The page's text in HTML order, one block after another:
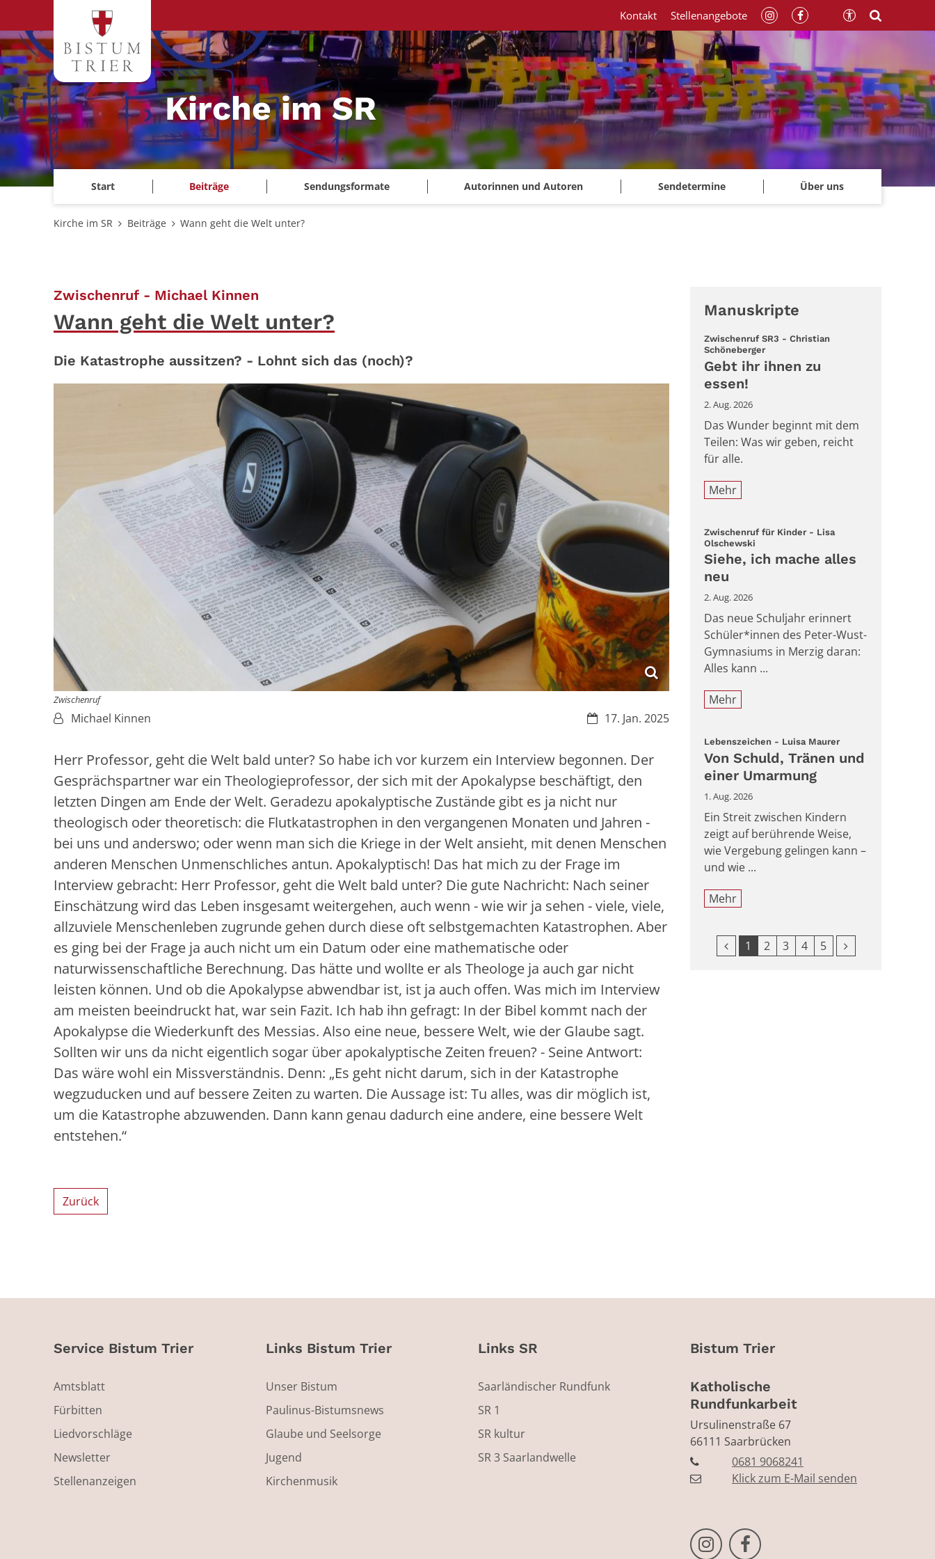
Zum Inhalt springen
Kirche im SR
Start Beiträge Sendungsformate Autorinnen und Autoren Sendetermine Über uns
Kontakt Stellenangebote
Kirche im SR Beiträge Wann geht die Welt unter?
Zwischenruf - Michael Kinnen
Wann geht die Welt unter?
Die Katastrophe aussitzen? - Lohnt sich das (noch)?
Zwischenruf
Datum:17. Jan. 2025
Von:Michael Kinnen
Herr Professor, geht die Welt bald unter? So habe ich vor kurzem ein Interview begonnen. Der
Gesprächspartner war ein Theologieprofessor, der sich mit der Apokalypse beschäftigt, den
letzten Dingen am Ende der Welt. Geradezu apokalyptische Zustände gibt es ja nicht nur
theologisch oder theoretisch: die Flutkatastrophen in den vergangenen Monaten und Jahren -
bei uns und anderswo; oder wenn man sich die Kriege in der Welt ansieht, mit denen Menschen
anderen Menschen Unmenschliches antun. Apokalyptisch! Das hat mich zu der Frage im
Interview gebracht: Herr Professor, geht die Welt bald unter? Die gute Nachricht: Nach seiner
Einschätzung wird das Leben insgesamt weitergehen, auch wenn - wie wir ja sehen - viele, viele,
allzuviele Menschenleben zugrunde gehen durch diese oft selbstgemachten Katastrophen. Aber
es ging bei der Frage ja auch nicht um ein Datum oder eine mathematische oder
naturwissenschaftliche Berechnung. Das hätte und wollte er als Theologe ja auch gar nicht
leisten können. Und ob die Apokalypse abwendbar ist, ist ja auch offen. Was mich im Interview
am meisten beeindruckt hat, war sein Fazit. Ich hab ihn gefragt: In der Bibel kommt nach der
Apokalypse die Wiederkunft des Messias. Also eine neue, bessere Welt, wie der Glaube sagt.
Sollten wir uns da nicht eigentlich sogar über apokalyptische Zeiten freuen? - Seine Antwort:
Das wäre wohl ein Missverständnis. Denn: „Es geht nicht darum, sich in der Katastrophe
wegzuducken und auf bessere Zeiten zu warten. Die Aussage ist: Tu alles, was dir möglich ist,
um die Katastrophe abzuwenden. Dann kann genau dadurch eine andere, eine bessere Welt
entstehen.“
Zurück
Manuskripte
Zwischenruf SR3 - Christian
Schöneberger:
Gebt ihr ihnen zu
essen!
2. Aug. 2026
Das Wunder beginnt mit dem
Teilen: Was wir geben, reicht
für alle.
Mehr
Zwischenruf für Kinder - Lisa
Olschewski
Siehe, ich mache alles
neu
2. Aug. 2026
Das neue Schuljahr erinnert
Schüler*innen des Peter-Wust-
Gymnasiums in Merzig daran:
Alles kann ...
Mehr
Lebenszeichen - Luisa Maurer:
Von Schuld, Tränen und
einer Umarmung
1. Aug. 2026
Ein Streit zwischen Kindern
zeigt auf berührende Weise,
wie Vergebung gelingen kann –
und wie ...
Mehr
Vorherige Seite
1 2 3 4 5 Nächste Seite
Service Bistum Trier
Amtsblatt
Fürbitten
Liedvorschläge
Newsletter
Stellenanzeigen
Links Bistum Trier
Unser Bistum
Paulinus-Bistumsnews
Glaube und Seelsorge
Jugend
Kirchenmusik
Links SR
Saarländischer Rundfunk
SR 1
SR kultur
SR 3 Saarlandwelle
Bistum Trier
Katholische
Rundfunkarbeit
Ursulinenstraße 67
66111 Saarbrücken
0681 9068241
Klick zum E-Mail senden
Bistum Trier auf Instragram
Bistum Trier auf Facebook